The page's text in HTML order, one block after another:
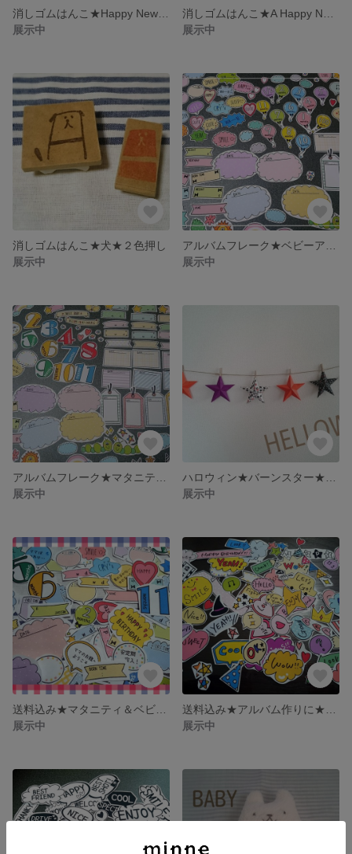
展示中
展示中
消しゴムはんこ★犬★２色押し
展示中
展示中
展示中
展示中
展示中
展示中